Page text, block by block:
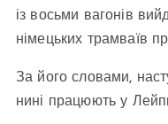
із восьми вагонів
німецьких трамваїв
За його словами,
нині працюють у